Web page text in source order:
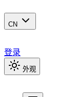
CN
登录
外观